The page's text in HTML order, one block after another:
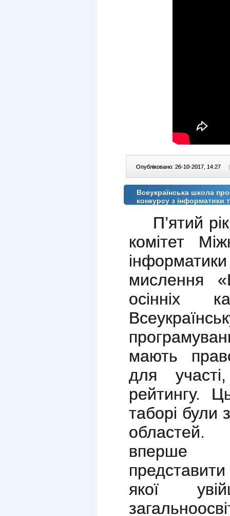
Опубліковано: 26-10-2017, 14:27 |
Всеукраїнська школа
конкурсу з інформатики
П’ятий
комітет
мислення
осінніх
мають
для
рейтингу.
таборі були
областей.
вперше
якої
з